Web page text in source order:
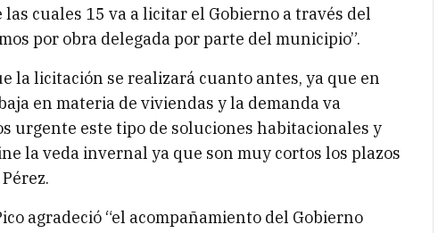
cuales 15 va a licitar el Gobierno a través del
por obra delegada por parte del municipio”.
la licitación se realizará cuanto antes, ya que en
en materia de viviendas y la demanda va
urgente este tipo de soluciones habitacionales y
la veda invernal ya que son muy cortos los plazos
agradeció “el acompañamiento del Gobierno